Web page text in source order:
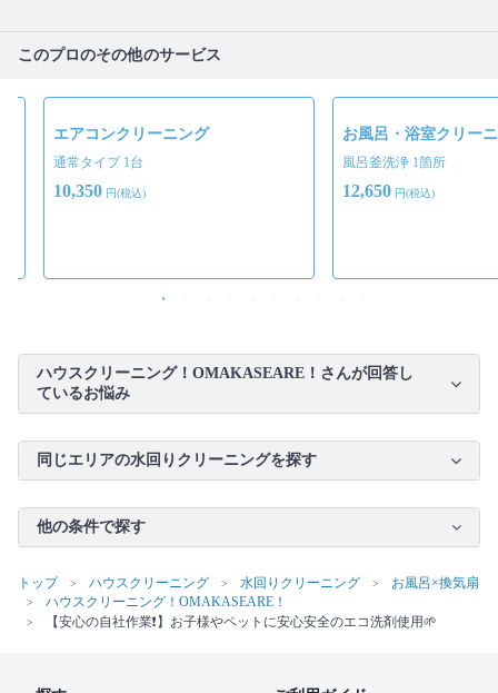
このプロのその他のサービス
エアコンクリーニング
通常タイプ 1台
10,350 円(税込)
お風呂・浴室クリー
風呂釜洗浄 1箇所
12,650 円(税込)
ハウスクリーニング！OMAKASEARE！さんが回答し
ているお悩み
同じエリアの水回りクリーニングを探す
他の条件で探す
トップ ハウスクリーニング 水回りクリーニング
お風呂×換気扇
ハウスクリーニング！OMAKASEARE！
【安心の自社作業❗️】お子様やペットに安心安全のエコ洗剤使用🌱